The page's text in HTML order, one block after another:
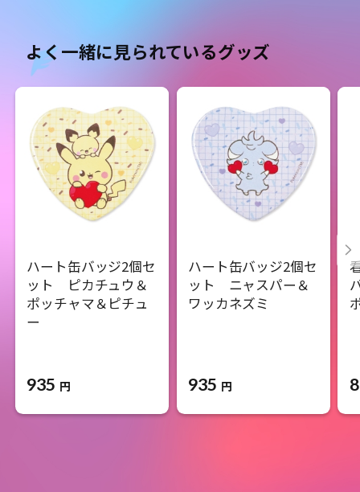
よく一緒に見られているグッズ
ハート缶バッジ2個セ
ット ピカチュウ＆
ポッチャマ＆ピチュ
ー
935 円
ハート缶バッジ2個セ
ット ニャスパー＆
ワッカネズミ
935 円